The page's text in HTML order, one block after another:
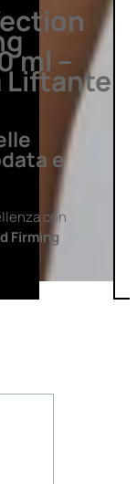
ml –
Liftante
e
con
Firming